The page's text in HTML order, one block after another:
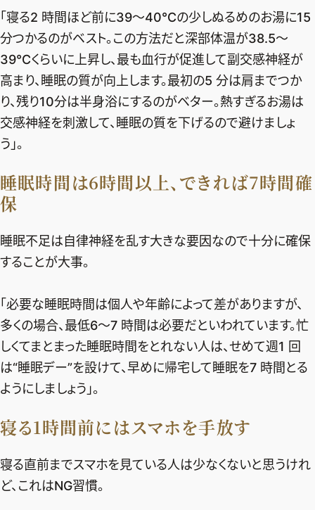
「寝る2 時間ほど前に39〜40℃の少しぬるめのお湯に15
分つかるのがベスト。この方法だと深部体温が38.5〜
39℃くらいに上昇し、最も血行が促進して副交感神経が
高まり、睡眠の質が向上します。最初の5 分は肩までつか
り、残り10分は半身浴にするのがベター。熱すぎるお湯は
交感神経を刺激して、睡眠の質を下げるので避けましょ
う」。
睡眠時間は6時間以上、できれば7時間確
保
睡眠不足は自律神経を乱す大きな要因なので十分に確保
することが大事。
「必要な睡眠時間は個人や年齢によって差がありますが、
多くの場合、最低6〜7 時間は必要だといわれています。忙
しくてまとまった睡眠時間をとれない人は、せめて週1 回
は“睡眠デー”を設けて、早めに帰宅して睡眠を7 時間とる
ようにしましょう」。
寝る1時間前にはスマホを手放す
寝る直前までスマホを見ている人は少なくないと思うけれ
ど、これはNG習慣。